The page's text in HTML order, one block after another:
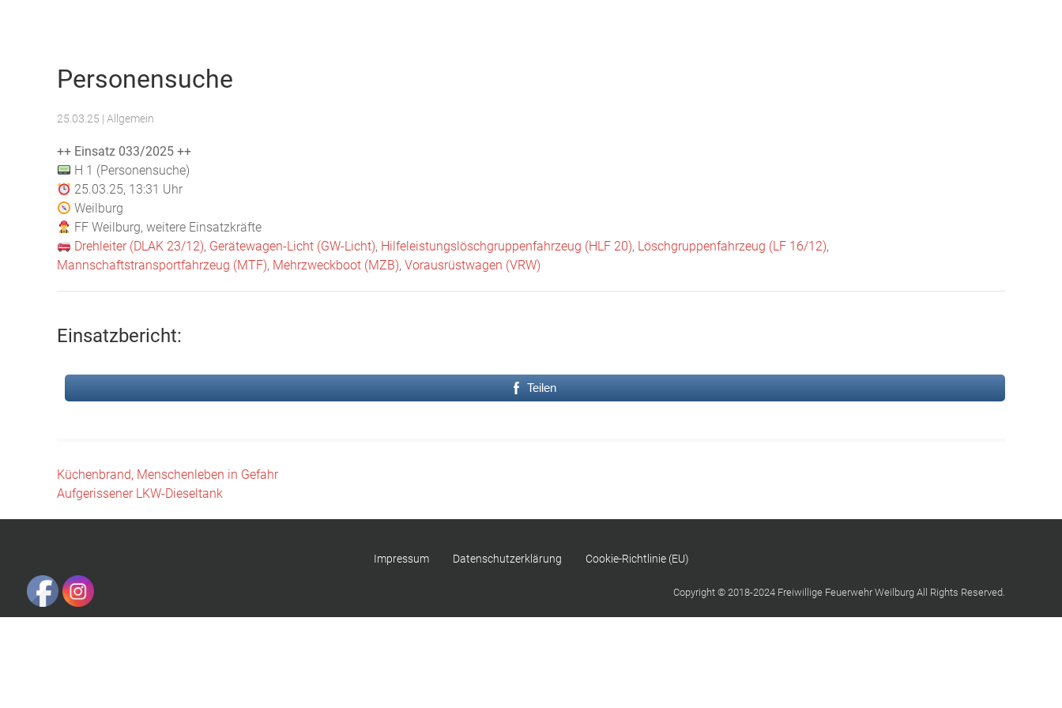
Personensuche
25.03.25 | Allgemein
++ Einsatz 033/2025 ++
H 1 (Personensuche)
25.03.25, 13:31 Uhr
Weilburg
FF Weilburg, weitere Einsatzkräfte
Drehleiter (DLAK 23/12), Gerätewagen-Licht (GW-Licht), Hilfeleistungslöschgruppenfahrzeug (HLF 20), Löschgruppenfahrzeug (LF 16/12),
Mannschaftstransportfahrzeug (MTF), Mehrzweckboot (MZB), Vorausrüstwagen (VRW)
Einsatzbericht:
Teilen
Beitragsnavigation
Küchenbrand, Menschenleben in Gefahr
Aufgerissener LKW-Dieseltank
Impressum Datenschutzerklärung Cookie-Richtlinie (EU)
Copyright © 2018-2024 Freiwillige Feuerwehr Weilburg All Rights Reserved.